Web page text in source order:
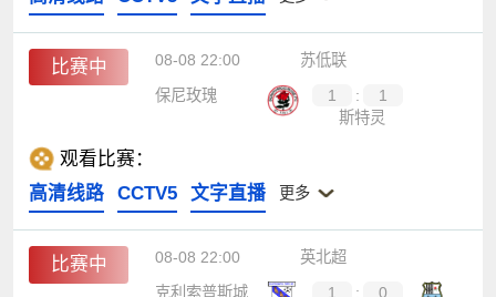
比赛中 08-08 22:00
苏低联
保尼玫瑰
1 :
1
斯特灵
观看比赛：
高清线路
CCTV5 文字直播 更多
比赛中 08-08 22:00
英北超
克利索普斯城
1 :
0